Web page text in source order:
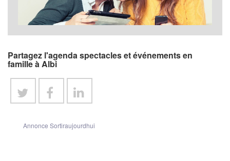
Partagez l'agenda spectacles et événements en
famille à Albi
Annonce Sortiraujourdhui